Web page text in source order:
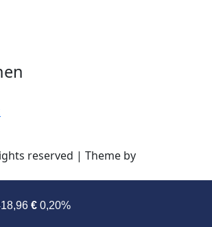
reserved | Theme by
€ 0,20%